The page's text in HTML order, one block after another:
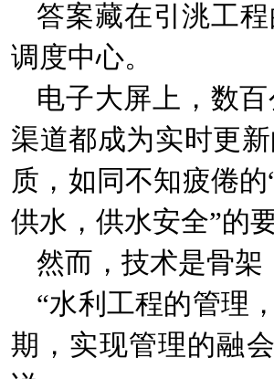
答案藏在引洮工
调度中心。
电子大屏上，数
渠道都成为实时更
质，如同不知疲倦
供水，供水安全”的
然而，技术是骨架
“水利工程的管理
期，实现管理的融